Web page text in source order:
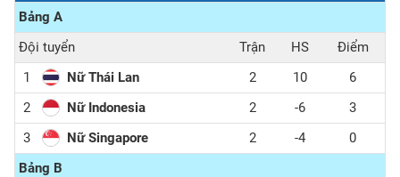
3
Bảng A
Đội tuyển
Trận HS
Điểm
1
Nữ Thái Lan 2 10
6
2
Nữ Indonesia 2 -6
3
3
Nữ Singapore 2 -4
0
Bảng B